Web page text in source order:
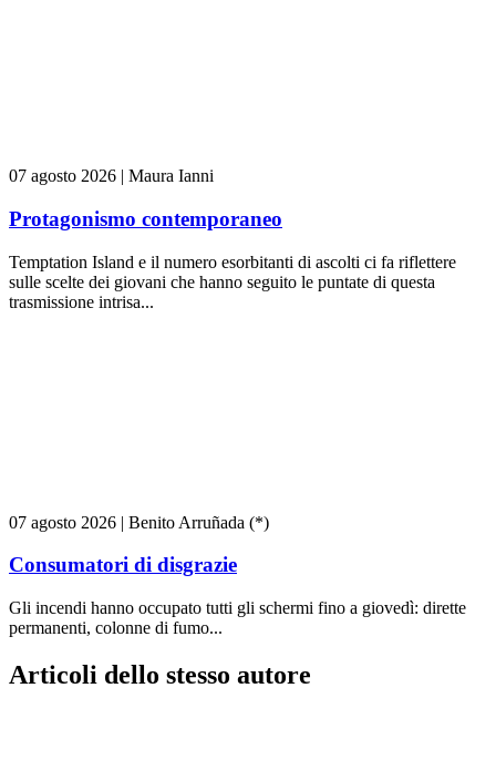
07 agosto 2026 | Maura Ianni
Protagonismo contemporaneo
Temptation Island e il numero esorbitanti di ascolti ci fa riflettere
sulle scelte dei giovani che hanno seguito le puntate di questa
trasmissione intrisa...
07 agosto 2026 | Benito Arruñada (*)
Consumatori di disgrazie
Gli incendi hanno occupato tutti gli schermi fino a giovedì: dirette
permanenti, colonne di fumo...
Articoli dello stesso autore